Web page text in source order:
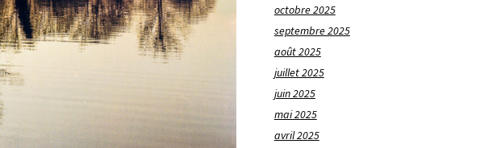
octobre 2025
septembre 2025
août 2025
juillet 2025
juin 2025
mai 2025
avril 2025